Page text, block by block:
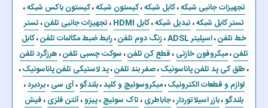
تجهیزات جانبی شبکه،کابل شبکه،کیستون شبکه،کیستون باکس شبکه،
تستر کابل شبکه،تبدیل شبکه،کابل HDMI ،تجهیزات جانبی تلفن،تستر
خط تلفن،اسپلیتر ADSL ،زنگ دوم تلفن،رابط ضبط مکالمات تلفن،کابل
تلفن،میکروفون خازنی،قطع کن تلفن،سوکت چسبی تلفن،هرزگرد تلفن
،طلق کی پد تلفن پاناسونیک،صفر بند تلفن،پد لاستیکی تلفن پاناسونیک،
لوازم و قطعات الکترونیک،میکروسوئیچ و کلید،بلندگو،آی سی،بردبرد،
بلندگو،بازر اسیلاتوردار،جاباطری،تاک سوئیچ،پیزو،آنتن فلزی،فیش